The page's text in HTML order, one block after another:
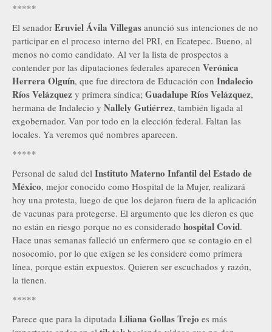
*****
El senador Eruviel Ávila Villegas anunció sus intenciones de no
participar en el proceso interno del PRI, en Ecatepec. Bueno, al
menos no como candidato. Al ver la lista de prospectos a
contender por las diputaciones federales aparecen Verónica
Herrera Olguín, que fue directora de Educación con Indalecio
Ríos Velázquez y primera síndica; Guadalupe Ríos Velázquez,
hermana de Indalecio y Nallely Gutiérrez, también ligada al
exgobernador. Van por todo en la elección federal. Faltan las
locales. Ya veremos qué nombres aparecen.
*****
Personal de salud del Instituto Materno Infantil del Estado de
México, mejor conocido como Hospital de la Mujer, realizará
hoy una protesta, luego de que los dejaron fuera de la aplicación
de vacunas para protegerse. El argumento que les dieron es que
no están en riesgo porque no es considerado hospital Covid.
Hace unas semanas falleció un enfermero que se contagio en el
nosocomio, por lo que exigen se les considere como primera
línea, porque están expuestos. Quieren ser escuchados y razón,
la tienen.
*****
Parece que para la diputada Liliana Gollas Trejo es más